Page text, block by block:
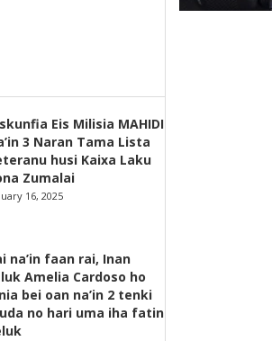
Eis Milisia MAHIDI
3 Naran Tama Lista
husi Kaixa Laku
Zumalai
16, 2025
na’in faan rai, Inan
Amelia Cardoso ho
bei oan na’in 2 tenki
no hari uma iha fatin